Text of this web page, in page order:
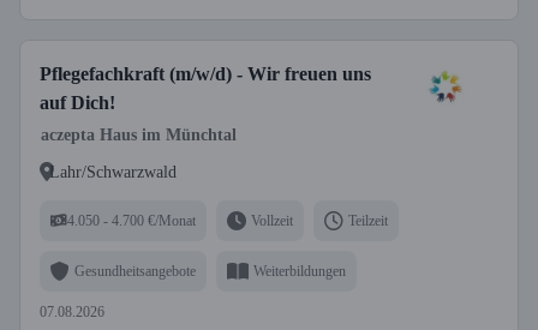
Pflegefachkraft (m/w/d) - Wir freuen uns
auf Dich!
aczepta Haus im Münchtal
Lahr/Schwarzwald
4.050 - 4.700 €/Monat Vollzeit Teilzeit
Gesundheitsangebote Weiterbildungen
07.08.2026